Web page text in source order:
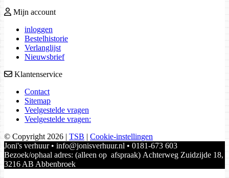
Mijn account
inloggen
Bestelhistorie
Verlanglijst
Nieuwsbrief
Klantenservice
Contact
Sitemap
Veelgestelde vragen
Veelgestelde vragen:
© Copyright 2026 | TSB | Cookie-instellingen
Joni's verhuur • info@jonisverhuur.nl • 0181-673 603
Bezoek/ophaal adres: (alleen op afspraak) Achterweg Zuidzijde 18,
3216 AB Abbenbroek